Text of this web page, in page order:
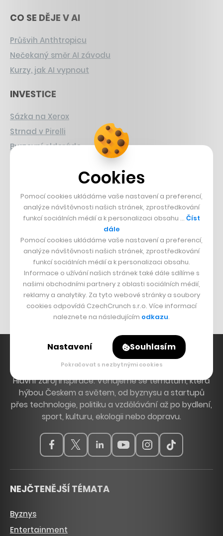
CO SE DĚJE V AI
Průšvih Anthtropicu
Nečekaný směr AI závodu
Kurzy, jak AI vypnout
INVESTICE
Sázka na Xerox
Strnad v Pirelli
Burzovní eldorádo
PŘÍBĚHY Z GASTRA
Boční projekt, co se zvrtnul
Francouzský šéfkuchař na Šumavě
Dva golfisti, co pečou
DESIGN
Bomma není tichá
Originální hodinky
Nábytek z betonu
Hlavní zdroj inspirace. Věnujeme se tématům, která
hýbou Českem a světem, od byznysu a startupů
přes technologie, politiku a vzdělávání až po bydlení,
sport, kulturu, ekologii nebo dopravu.
NEJČTENĚJŠÍ TÉMATA
Byznys
Entertainment
Cookies
Pomocí cookies ukládáme vaše nastavení a preferencí,
analýze návštěvnosti našich stránek, zprostředkování
funkcí sociálních médií a k personalizaci obsahu … Číst
dále
Pomocí cookies ukládáme vaše nastavení a preferencí,
analýze návštěvnosti našich stránek, zprostředkování
funkcí sociálních médií a k personalizaci obsahu.
Informace o užívání našich stránek také dále sdílíme s
našimi obchodními partnery z oblasti sociálních médií,
reklamy a analytiky. Za tyto webové stránky a soubory
cookies odpovídá CzechCrunch s.r.o. Více informací
naleznete na následujícím odkazu.
Nastavení Souhlasím
Pokračovat s nezbytnými cookies